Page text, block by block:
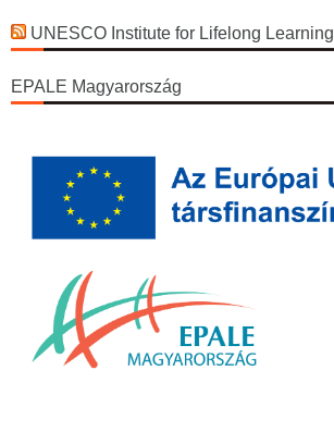
UNESCO Institute for Lifelong Learning
EPALE Magyarország